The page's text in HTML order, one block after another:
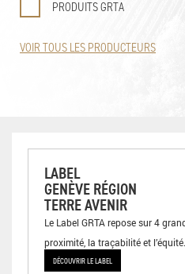
PRODUITS GRTA
VOIR TOUS LES PRODUCTEURS
LABEL
GENÈVE RÉGION
TERRE AVENIR
Le Label GRTA repose sur 4
proximité, la traçabilité et l’équité.
DÉCOUVRIR LE LABEL